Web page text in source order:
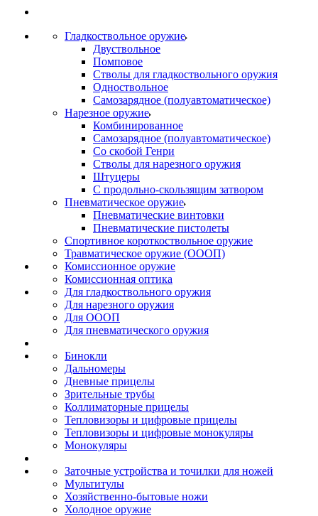
Гладкоствольное оружие
Двуствольное
Помповое
Стволы для гладкоствольного оружия
Одноствольное
Самозарядное (полуавтоматическое)
Нарезное оружие
Комбинированное
Самозарядное (полуавтоматическое)
Со скобой Генри
Стволы для нарезного оружия
Штуцеры
С продольно-скользящим затвором
Пневматическое оружие
Пневматические винтовки
Пневматические пистолеты
Спортивное короткоствольное оружие
Травматическое оружие (ОООП)
Комиссионное оружие
Комиссионная оптика
Для гладкоствольного оружия
Для нарезного оружия
Для ОООП
Для пневматического оружия
Бинокли
Дальномеры
Дневные прицелы
Зрительные трубы
Коллиматорные прицелы
Тепловизоры и цифровые прицелы
Тепловизоры и цифровые монокуляры
Монокуляры
Заточные устройства и точилки для ножей
Мультитулы
Хозяйственно-бытовые ножи
Холодное оружие